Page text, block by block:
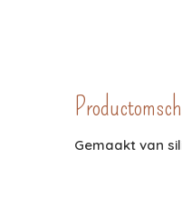
Gemaakt van